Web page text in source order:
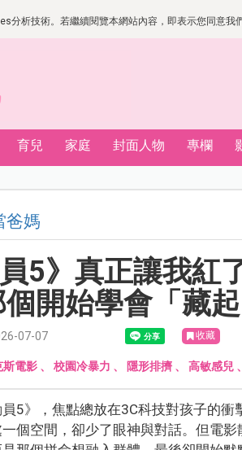
分析技術。若繼續閱覽本網站內容，即表示您同意
育兒 家庭 封面人物 專欄
爸媽
員5》真正讓我紅
開始學會「藏
07-07 收藏
斯電影、 校園冷暴力 、 隱形排擠、 高敏感兒
5》，焦點總放在3C科技對孩子的衝
個空間，卻少了眼神與對話。但電